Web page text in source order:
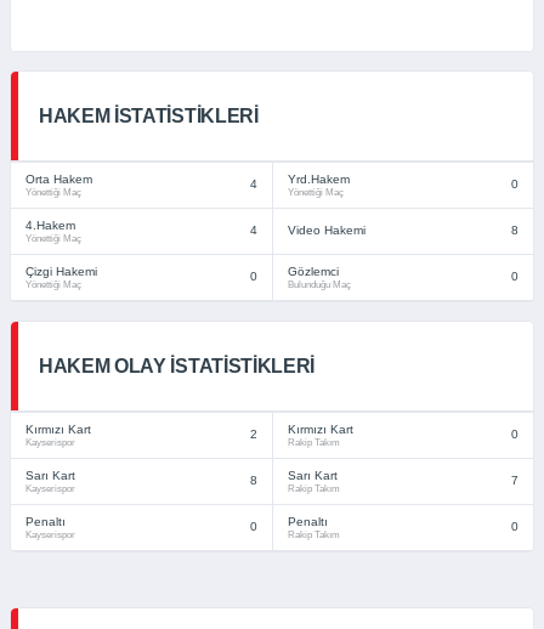
HAKEM İSTATISTIKLERI
Orta Hakem
Yönettiği Maç
4 Yrd.Hakem
Yönettiği Maç
0
4.Hakem
Yönettiği Maç
4 Video Hakemi 8
Çizgi Hakemi
Yönettiği Maç
0 Gözlemci
Bulunduğu Maç
0
HAKEM OLAY İSTATISTIKLERI
Kırmızı Kart
Kayserispor
2 Kırmızı Kart
Rakip Takım
0
Sarı Kart
Kayserispor
8 Sarı Kart
Rakip Takım
7
Penaltı
Kayserispor
0 Penaltı
Rakip Takım
0